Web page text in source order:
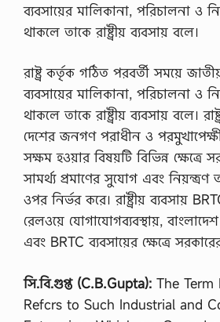
ব্যবসায়ের মালিকানা, পরিচালনা ও
থাকলে তাকে রাষ্ট্রীয় ব্যবসায় বলে।
রাষ্ট্র কর্তৃক গঠিত পরবর্তী সময়ে
ব্যবসায়ের মালিকানা, পরিচালনা ও
থাকলে তাকে রাষ্ট্রীয় ব্যবসায় বলে।
দেশের জনগণ পরাধীন ও পরমুখাপেক্ষী
সক্ষম হওয়ার বিষয়টি বিভিন্ন ক্ষেত্রে
সামর্থ্য প্রমাণের সুযোগ এবং নিয়ন্ত্রণ
ওপর নির্ভর করে। রাষ্ট্রীয় ব্যবসায়
রেলওয়ে যোগাযোগব্যবস্থায়,
এবং BRTC ব্যবসায়ের ক্ষেত্রে
সি.বি.গুপ্ত (C.B.Gupta): The Term
Refcrs to Such Industrial and